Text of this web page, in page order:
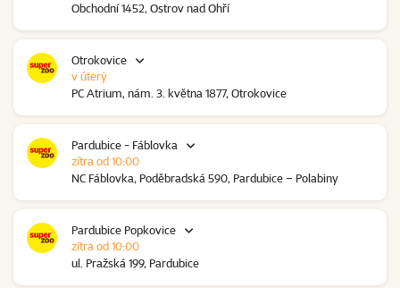
Obchodní 1452, Ostrov nad Ohří
Otrokovice
PC Atrium, nám. 3. května 1877, Otrokovice
v úterý
Pardubice - Fáblovka
NC Fáblovka, Poděbradská 590, Pardubice – Polabiny
zítra od 10:00
Pardubice Popkovice
ul. Pražská 199, Pardubice
zítra od 10:00